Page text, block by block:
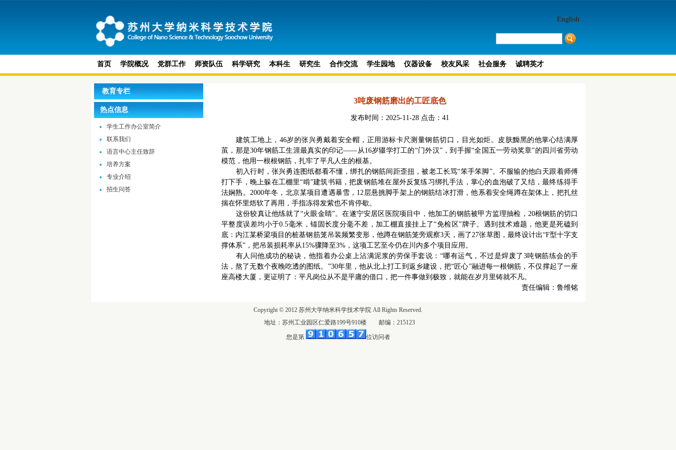
English
首页 学院概况 党群工作 师资队伍 科学研究 本科生 研究生 合作交流 学生园地 仪器设备 校友风采 社会服务 诚聘英才
教育专栏
热点信息
学生工作办公室简介
联系我们
语言中心主任致辞
培养方案
专业介绍
招生问答
3吨废钢筋磨出的工匠底色
发布时间：2025-11-28 点击： 41
建筑工地上，46岁的张兴勇戴着安全帽，正用游标卡尺测量钢筋切口，目光如炬。皮肤黝黑的他掌心结满厚
茧，那是30年钢筋工生涯最真实的印记——从16岁辍学打工的“门外汉”，到手握“全国五一劳动奖章”的四川省劳动
模范，他用一根根钢筋，扎牢了平凡人生的根基。
初入行时，张兴勇连图纸都看不懂，绑扎的钢筋间距歪扭，被老工长骂“笨手笨脚”。不服输的他白天跟着师傅
打下手，晚上躲在工棚里“啃”建筑书籍，把废钢筋堆在屋外反复练习绑扎手法，掌心的血泡破了又结，最终练得手
法娴熟。2000年冬，北京某项目遭遇暴雪，12层悬挑脚手架上的钢筋结冰打滑，他系着安全绳蹲在架体上，把扎丝
揣在怀里焐软了再用，手指冻得发紫也不肯停歇。
这份较真让他练就了“火眼金睛”。在遂宁安居区医院项目中，他加工的钢筋被甲方监理抽检，20根钢筋的切口
平整度误差均小于0.5毫米，锚固长度分毫不差，加工棚直接挂上了“免检区”牌子。遇到技术难题，他更是死磕到
底：内江某桥梁项目的桩基钢筋笼吊装频繁变形，他蹲在钢筋笼旁观察3天，画了27张草图，最终设计出“F型十字支
撑体系”，把吊装损耗率从15%骤降至3%，这项工艺至今仍在川内多个项目应用。
有人问他成功的秘诀，他指着办公桌上沾满泥浆的劳保手套说：“哪有运气，不过是焊废了3吨钢筋练会的手
法，熬了无数个夜晚吃透的图纸。”30年里，他从北上打工到返乡建设，把“匠心”融进每一根钢筋，不仅撑起了一座
座高楼大厦，更证明了：平凡岗位从不是平庸的借口，把一件事做到极致，就能在岁月里铸就不凡。
责任编辑：鲁维铭
Copyright © 2012 苏州大学纳米科学技术学院 All Rights Reserved.
地址：苏州工业园区仁爱路199号910楼 邮编：215123
您是第 位访问者